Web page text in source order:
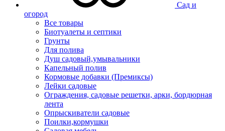
Сад и
огород
Все товары
Биотуалеты и септики
Грунты
Для полива
Душ садовый,умывальники
Капельный полив
Кормовые добавки (Премиксы)
Лейки садовые
Ограждения, садовые решетки, арки, бордюрная
лента
Опрыскиватели садовые
Поилки,кормушки